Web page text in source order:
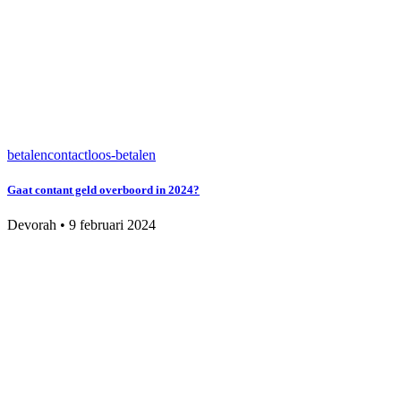
betalencontactloos-betalen
Gaat contant geld overboord in 2024?
Devorah • 9 februari 2024